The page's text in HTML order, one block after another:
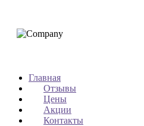
Главная
Отзывы
Цены
Акции
Контакты